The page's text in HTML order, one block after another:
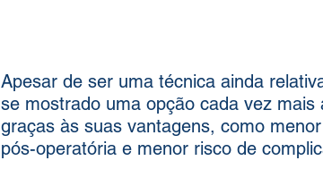
Apesar de ser uma técnica ainda
se mostrado uma opção cada vez
graças às suas vantagens, como
pós-operatória e menor risco de